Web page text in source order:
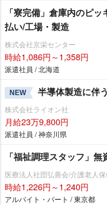
「寮完備」倉庫内のピ
払い/工場・製造
株式会社京栄センター
時給1,086円～1,358円
派遣社員 / 北海道
NEW 半導体製造に伴
株式会社ライオン社
月給23万9,800円
派遣社員 / 神奈川県
「福祉調理スタッフ」
医療法人社団弘善会/介護老人
時給1,226円～1,240円
アルバイト・パート / 東京都